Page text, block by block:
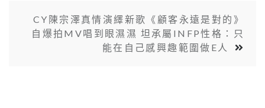
CY陳宗澤真情演繹新歌《顧客永遠是對的》
自爆拍MV唱到眼濕濕 坦承屬INFP性格：只
能在自己感興趣範圍做E人